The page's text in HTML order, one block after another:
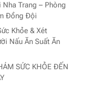
Nha Trang – Phòng
Đồng Đội
Khỏe & Xét
Nấu Ăn Suất Ăn
SỨC KHỎE ĐẾN